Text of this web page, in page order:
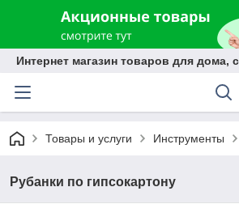
Интернет магазин товаров для
Товары и услуги Инструменты
Рубанки по гипсокартону